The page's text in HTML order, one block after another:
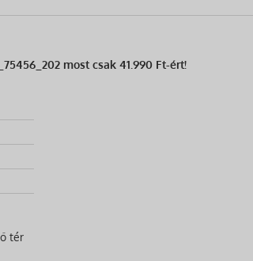
most csak 41.990 Ft-ért!
tér